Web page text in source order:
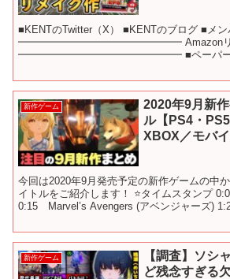
■KENTのTwitter（X） ■KENTのブログ ■メ
━━━━━━━━━━━━━━━━ Amazonリ
━━━━━━━━━━━━━━━━ ■ペーパーマ
新作ゲーム
2020年9月新
ル【PS4・
XBOX／モバイ
今回は2020年9月発売予定の新作ゲームの中
イトルをご紹介します！ ⭐️タイムスタンプ
0:15 Marvel’s Avengers (アベンジャーズ)
新作ゲーム
【調査】ソシ
ど残念すぎる